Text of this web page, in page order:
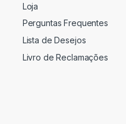
Loja
Perguntas Frequentes
Lista de Desejos
Livro de Reclamações